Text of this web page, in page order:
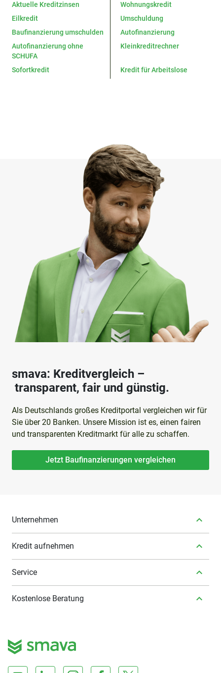
Aktuelle Kreditzinsen
Wohnungskredit
Eilkredit
Umschuldung
Baufinanzierung umschulden
Autofinanzierung
Autofinanzierung ohne
SCHUFA
Kleinkreditrechner
Sofortkredit Kredit für Arbeitslose
smava: Kreditvergleich –
transparent, fair und günstig.
Als Deutschlands großes Kreditportal vergleichen wir für
Sie über 20 Banken. Unsere Mission ist es, einen fairen
und transparenten Kreditmarkt für alle zu schaffen.
Jetzt Baufinanzierungen vergleichen
Unternehmen
Kredit aufnehmen
Service
Kostenlose Beratung